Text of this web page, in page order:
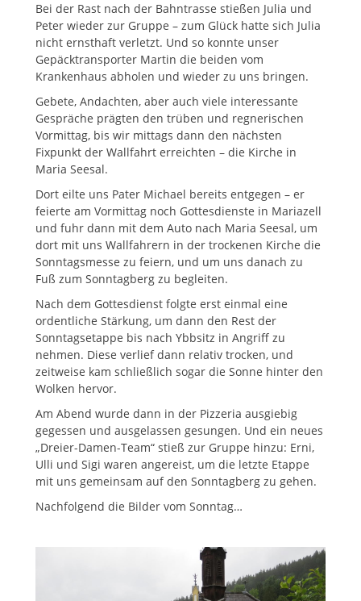
Bei der Rast nach der Bahntrasse stießen Julia und
Peter wieder zur Gruppe – zum Glück hatte sich Julia
nicht ernsthaft verletzt. Und so konnte unser
Gepäcktransporter Martin die beiden vom
Krankenhaus abholen und wieder zu uns bringen.
Gebete, Andachten, aber auch viele interessante
Gespräche prägten den trüben und regnerischen
Vormittag, bis wir mittags dann den nächsten
Fixpunkt der Wallfahrt erreichten – die Kirche in
Maria Seesal.
Dort eilte uns Pater Michael bereits entgegen – er
feierte am Vormittag noch Gottesdienste in Mariazell
und fuhr dann mit dem Auto nach Maria Seesal, um
dort mit uns Wallfahrern in der trockenen Kirche die
Sonntagsmesse zu feiern, und um uns danach zu
Fuß zum Sonntagberg zu begleiten.
Nach dem Gottesdienst folgte erst einmal eine
ordentliche Stärkung, um dann den Rest der
Sonntagsetappe bis nach Ybbsitz in Angriff zu
nehmen. Diese verlief dann relativ trocken, und
zeitweise kam schließlich sogar die Sonne hinter den
Wolken hervor.
Am Abend wurde dann in der Pizzeria ausgiebig
gegessen und ausgelassen gesungen. Und ein neues
„Dreier-Damen-Team“ stieß zur Gruppe hinzu: Erni,
Ulli und Sigi waren angereist, um die letzte Etappe
mit uns gemeinsam auf den Sonntagberg zu gehen.
Nachfolgend die Bilder vom Sonntag…